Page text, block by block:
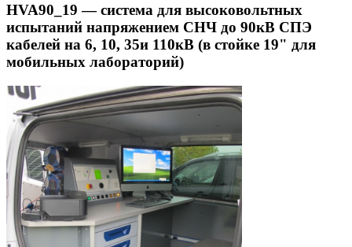
HVA90_19 — система для высоковольтных
испытаний напряжением СНЧ до 90кВ СПЭ
кабелей на 6, 10, 35и 110кВ (в стойке 19" для
мобильных лабораторий)